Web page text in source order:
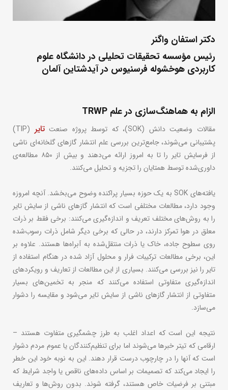
دکتر استفان واگنر
رئیس مؤسسه تحقیقات تحلیلی در دانشگاه علوم
کاربردی هوخشوله فرسنیوس در آیدشتاین آلمان
الزام به هماهنگ‌سازی در علم TRWP
مقالات وضعیت دانش (SOK)، که توسط پروژه صنعت تایر
(TIP)
پشتیبانی می‌شوند، جامع‌ترین بررسی علم انتشار گازهای گلخانه‌ای ناشی
از فرسایش تایر را تا به امروز ارائه می‌دهند و بیش از ۸۵۰ مطالعه‌ی
داوری‌شده توسط همتایان را تجزیه و تحلیل می‌کنند.
یافته‌های SOK به یک حوزه بسیار پراکنده وضوح می‌بخشد. آنچه امروزه
وجود دارد، مطالعات مختلفی است که انتشار گازهای ناشی از سایش تایر
را به روش‌های مختلف تعریف و اندازه‌گیری می‌کنند: برخی فقط بر ذرات
معلق در هوا تمرکز دارند، در حالی که برخی دیگر شامل ذرات رسوب‌شده
روی سطوح جاده، خاک یا ذرات منتقل‌شده به آبراه‌ها هستند. علاوه بر
این، برخی مطالعات ترکیبات فرار و محلول آزاد شده در هنگام استفاده از
تایر را نیز بررسی می‌کنند. بسیاری از این مطالعات از تعاریف و رویکردهای
اندازه‌گیری متفاوتی استفاده می‌کنند که منجر به تخمین‌های بسیار
متفاوتی از انتشار گازهای ناشی از سایش تایر می‌شود و مقایسه را دشوار
می‌سازد.
نتیجه این است که اعداد اغلب به طرز چشمگیری متفاوت هستند –
ارقامی که تیتر خبرها می‌شوند اما برای تنظیم‌کنندگان یا عموم مردم دشوار
است که آنها را در چارچوب درست قرار دهند. این به نوبه خود این خطر
را ایجاد می‌کند که تصمیمات بر اساس داده‌های ناقص یا واجد شرایط که
مبتنی بر فرضیات خاص هستند، گرفته شوند. بدون روش‌ها و تعاریف